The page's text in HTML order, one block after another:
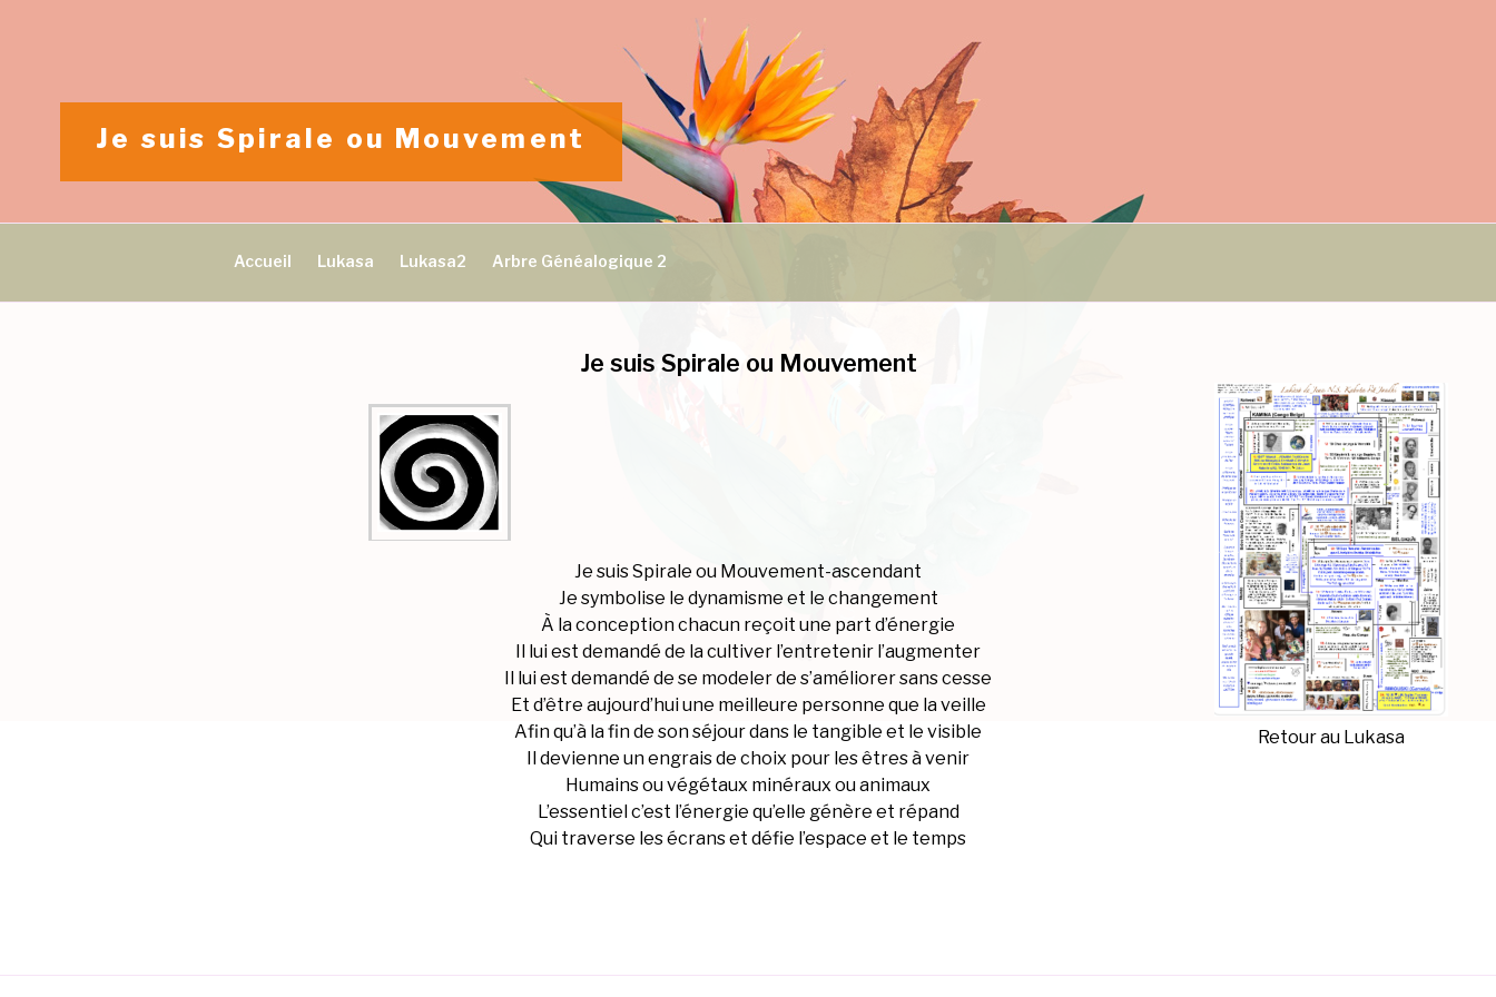
Accueil Lukasa Lukasa2 Arbre Généalogique 2
Je suis Spirale ou Mouvement
Je suis Spirale ou Mouvement
Retour au Lukasa
Je suis Spirale ou Mouvement-ascendant
Je symbolise le dynamisme et le changement
À la conception chacun reçoit une part d’énergie
Il lui est demandé de la cultiver l’entretenir l’augmenter
Il lui est demandé de se modeler de s’améliorer sans cesse
Et d’être aujourd’hui une meilleure personne que la veille
Afin qu’à la fin de son séjour dans le tangible et le visible
Il devienne un engrais de choix pour les êtres à venir
Humains ou végétaux minéraux ou animaux
L’essentiel c’est l’énergie qu’elle génère et répand
Qui traverse les écrans et défie l’espace et le temps